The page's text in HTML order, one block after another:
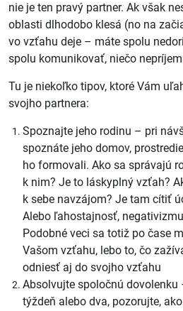
nie je ten pravý partner. Ak však
oblasti dlhodobo klesá (no na
vo vzťahu deje – máte spolu
spolu komunikovať, niečo
Tu je niekoľko tipov, ktoré Vám
svojho partnera:
Spoznajte jeho rodinu – pri
spoznáte jeho domov,
ho formovali. Ako sa správajú
k nim? Je to láskyplný vzťah?
k sebe navzájom? Je tam cítiť
Alebo ľahostajnosť,
Podobné veci sa totiž po čase
Vašom vzťahu, lebo to, čo
odniesť aj do svojho vzťahu
Absolvujte spoločnú dovolenku
týždeň alebo dva, pozorujte,